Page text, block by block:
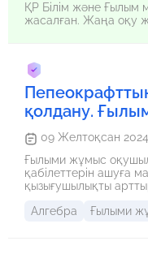
ҚР Білім және Ғылым
жасалған. Жаңа оқу
қолдану.
09 Желтоқсан 2024
Ғылыми жұмыс
қабілеттерін ашуға
қызығушылықты
Алгебра
Ғылыми